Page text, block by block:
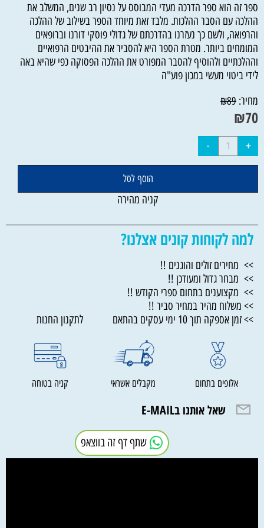
ספר זה הוא ספר הדרכה מעדי המבוסס על נסיון רב שנים, המשלב את
ההלכה עם הסבר ההלכות. מלבד זאת מיוחד הספר בשילוב של ההלכה
והרפואה, ולשם כך נעזרנו בהדרכתם של גדולי פוסקי דורנו וברופאים
המומחים ביותר. מטרת הספר היא להסביר את ההיבטים הרפואיים
וההלכתיים ולהוסיף להסבר המפורט את ההלכה הפסוקה כפי שהיא באה
לידי ביטוי מעשי במכון פוע"ה
מחיר:
₪89
₪70
הוסף לסל
קניה מהירה
למה לקוחות קונים אצלנו?
>> מחירים זולים והוגנים !!
>> מבחר גדול ומעודכן !!
>> מקצוענים בתחום ספרי הקודש !!
>> משלוח מהיר במחיר סביר !!
>> זמן אספקה תוך 10 ימי עסקים בהתאם לתקנון החנות
אלופים בתחום מקבלים אשראי קניה בטוחה
שאל אותנו בE-MAIL
שתף דף זה בווצאפ